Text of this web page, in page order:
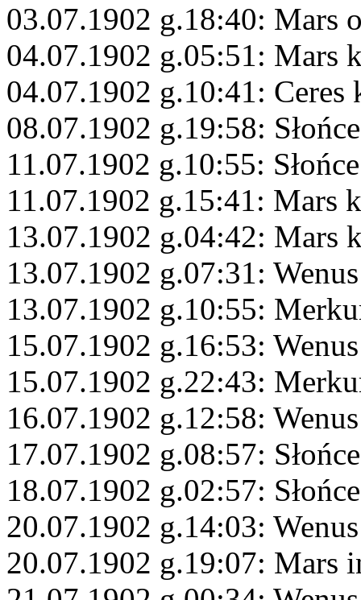
03.07.1902 g.18:40: Mars
04.07.1902 g.05:51: Mars
04.07.1902 g.10:41:
08.07.1902 g.19:58:
11.07.1902 g.10:55:
11.07.1902 g.15:41: Mars
13.07.1902 g.04:42: Mars
13.07.1902 g.07:31:
13.07.1902 g.10:55:
15.07.1902 g.16:53:
15.07.1902 g.22:43:
16.07.1902 g.12:58:
17.07.1902 g.08:57:
18.07.1902 g.02:57:
20.07.1902 g.14:03:
20.07.1902 g.19:07: Mars